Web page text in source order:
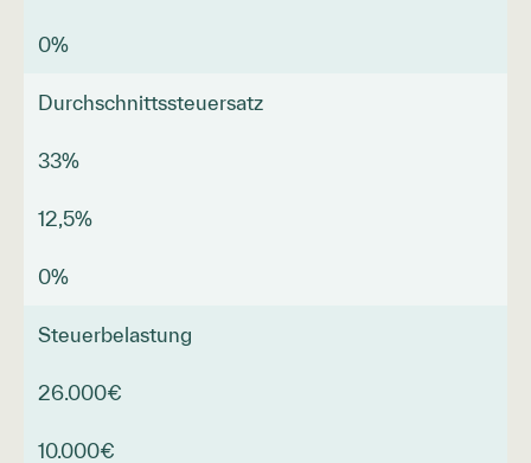
0%
Durchschnitts­steuersatz
33%
12,5%
0%
Steuerbelastung
26.000€
10.000€